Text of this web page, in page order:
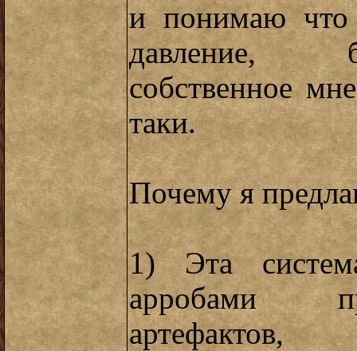
и понимаю что
давление,
собственное
таки.
Почему я
1) Эта
арробами
артефактов,